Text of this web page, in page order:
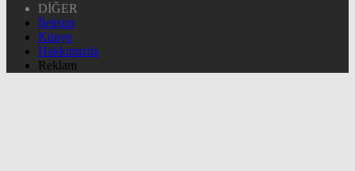
DİĞER
İletişim
Künye
Hakkımızda
Reklam